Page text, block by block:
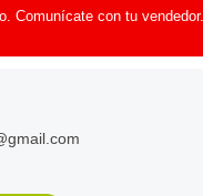
Comunícate con tu vendedor.